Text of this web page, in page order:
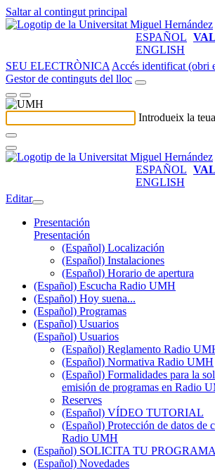
Saltar al contingut principal
ESPAÑOL
ENGLISH
SEU ELECTRÒNICA Accés identificat (obri
Gestor de continguts del lloc
Introdueix la
ESPAÑOL
ENGLISH
Editar
Presentación
Presentación
(Español) Localización
(Español) Instalaciones
(Español) Horario de apertura
(Español) Escucha Radio UMH
(Español) Hoy suena...
(Español) Programas
(Español) Usuarios
(Español) Usuarios
(Español) Reglamento Radio
(Español) Normativa Radio UMH
(Español) Formalidades para la
emisión de programas en Radio
Reserves
(Español) VÍDEO TUTORIAL
(Español) Protección de datos de
Radio UMH
(Español) SOLICITA TU PROGRAMA
(Español) Novedades